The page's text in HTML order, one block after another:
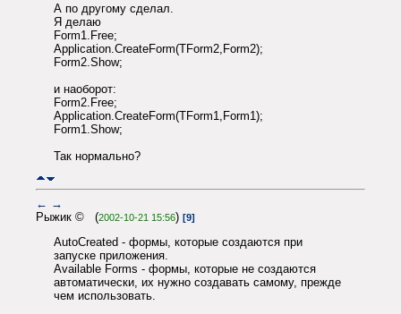
А по другому сделал.
Я делаю
Form1.Free;
Application.CreateForm(TForm2,Form2);
Form2.Show;
и наоборот:
Form2.Free;
Application.CreateForm(TForm1,Form1);
Form1.Show;
Так нормально?
← →
Рыжик © (2002-10-21 15:56) [9]
AutoCreated - формы, которые создаются при
запуске приложения.
Available Forms - формы, которые не создаются
автоматически, их нужно создавать самому, прежде
чем использовать.